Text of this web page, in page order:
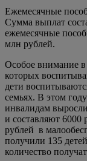
Ежемесячные
Сумма выплат
ежемесячные
млн рублей.
Особое внимание в
которых
дети
семьях. В этом
инвалидам
и составляют 6000
рублей в
получили 135
количество